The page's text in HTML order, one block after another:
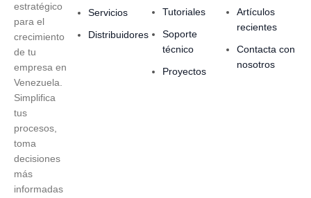
estratégico
para el
crecimiento
de tu
empresa en
Venezuela.
Simplifica
tus
procesos,
toma
decisiones
más
informadas
Servicios
Distribuidores
Tutoriales
Soporte
técnico
Proyectos
Artículos
recientes
Contacta con
nosotros